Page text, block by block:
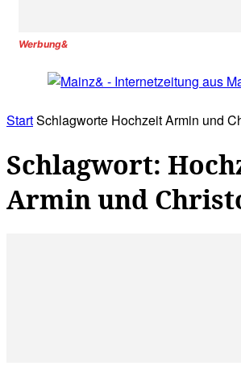
Werbung&
StartSchlagworte Hochzeit Armin und
Schlagwort:
Armin und